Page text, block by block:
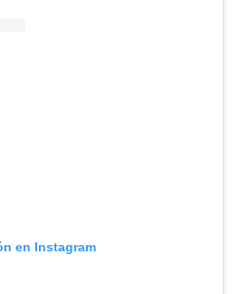
en Instagram